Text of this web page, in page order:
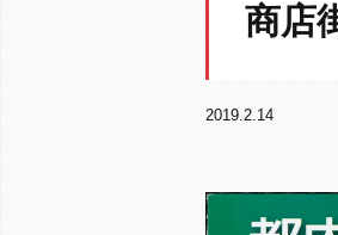
商店
2019.2.14